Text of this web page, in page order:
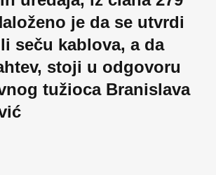
je da se utvrdi
seču kablova, a da
stoji u odgovoru
tužioca Branislava